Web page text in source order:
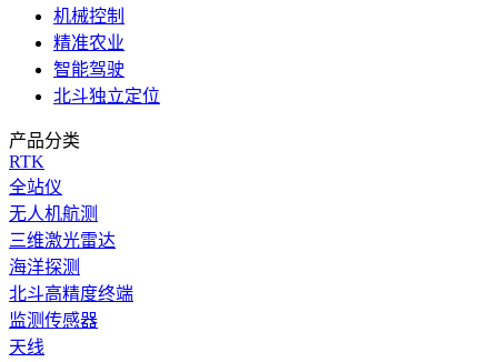
机械控制
精准农业
智能驾驶
北斗独立定位
产品分类
RTK
全站仪
无人机航测
三维激光雷达
海洋探测
北斗高精度终端
监测传感器
天线